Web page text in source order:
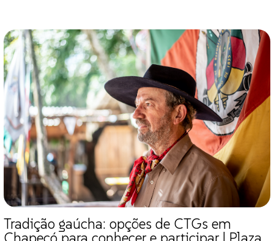
Tradição gaúcha: opções de CTGs em